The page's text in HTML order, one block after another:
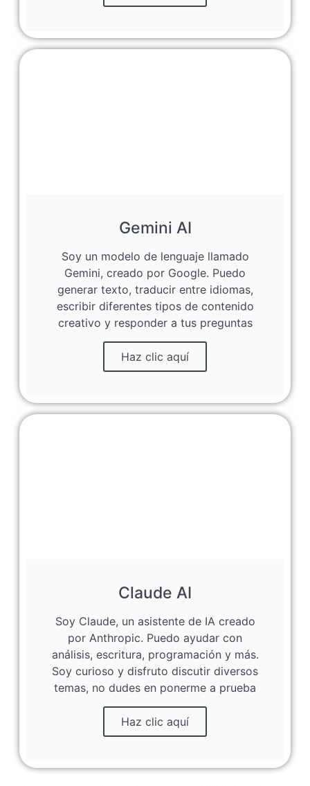
Gemini AI
Soy un modelo de lenguaje llamado
Gemini, creado por Google. Puedo
generar texto, traducir entre idiomas,
escribir diferentes tipos de contenido
creativo y responder a tus preguntas
Haz clic aquí
Claude AI
Soy Claude, un asistente de IA creado
por Anthropic. Puedo ayudar con
análisis, escritura, programación y más.
Soy curioso y disfruto discutir diversos
temas, no dudes en ponerme a prueba
Haz clic aquí